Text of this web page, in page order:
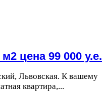
цена 99 000 у.е.
Львовская. К вашему
квартира,...